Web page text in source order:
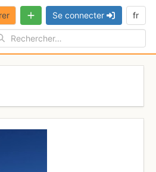
Se connecter fr